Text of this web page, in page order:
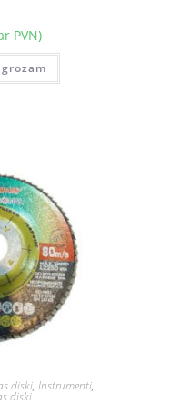
PVN)
diski, Instrumenti,
diski